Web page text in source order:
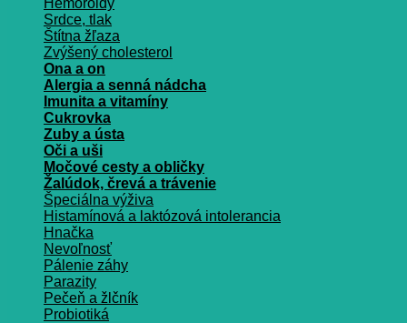
Hemoroidy
Srdce, tlak
Štítna žľaza
Zvýšený cholesterol
Ona a on
Alergia a senná nádcha
Imunita a vitamíny
Cukrovka
Zuby a ústa
Oči a uši
Močové cesty a obličky
Žalúdok, črevá a trávenie
Špeciálna výživa
Histamínová a laktózová intolerancia
Hnačka
Nevoľnosť
Pálenie záhy
Parazity
Pečeň a žlčník
Probiotiká